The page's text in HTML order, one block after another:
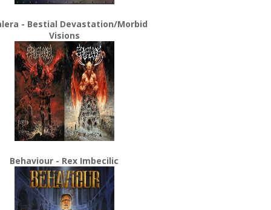
- Bestial Devastation/Morbid
Visions
Behaviour - Rex Imbecilic